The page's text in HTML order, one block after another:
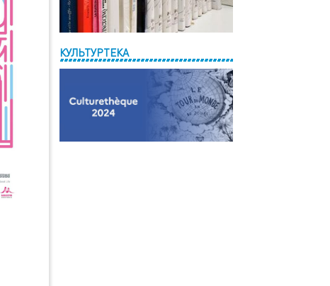
КУЛЬТУРТЕКА